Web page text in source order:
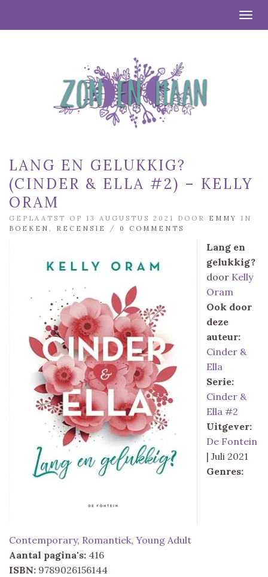
LANG EN GELUKKIG?
(CINDER & ELLA #2) – KELLY
ORAM
GEPLAATST OP 13 AUGUSTUS 2021 DOOR EMMY
IN
BOEKEN
RECENSIE / 0 COMMENTS
Lang en
gelukkig?
door Kelly
Oram
Ook door
deze
auteur:
Cinder &
Ella
Serie:
Cinder &
Ella #2
Uitgever:
De Fontein
| Juli 2021
Genres:
Contemporary, Romantiek, Young Adult
Aantal pagina's: 416
ISBN: 9789026156144